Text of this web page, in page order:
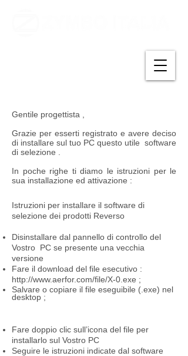
Gentile progettista ,
Grazie per esserti registrato e avere deciso
di installare sul tuo PC questo utile software
di selezione .
In poche righe ti diamo le istruzioni per le
sua installazione ed attivazione :
Istruzioni per installare il software di
selezione dei prodotti Reverso
Disinstallare dal pannello di controllo del
Vostro PC se presente una vecchia
versione
Fare il download del file esecutivo :
http://www.aerfor.com/file/X-0.exe ;
Salvare o copiare il file eseguibile (.exe) nel
desktop ;
Fare doppio clic sull’icona del file per
installarlo sul Vostro PC
Seguire le istruzioni indicate dal software